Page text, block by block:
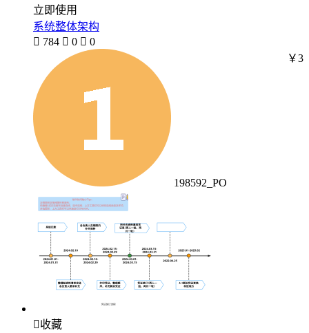
立即使用
系统整体架构
 784  0  0
198592_PO
￥3
收藏